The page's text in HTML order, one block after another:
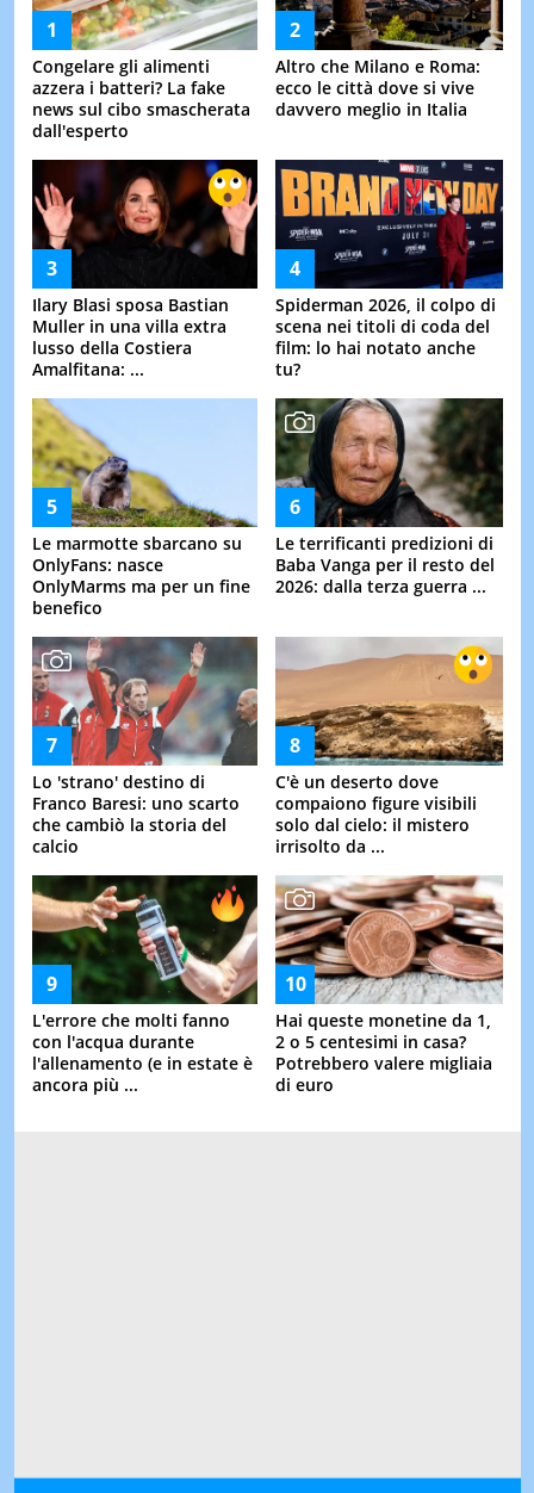
Congelare gli alimenti
azzera i batteri? La fake
news sul cibo smascherata
dall'esperto
Altro che Milano e Roma:
ecco le città dove si vive
davvero meglio in Italia
Ilary Blasi sposa Bastian
Muller in una villa extra
lusso della Costiera
Amalfitana: ...
Spiderman 2026, il colpo di
scena nei titoli di coda del
film: lo hai notato anche
tu?
Le marmotte sbarcano su
OnlyFans: nasce
OnlyMarms ma per un fine
benefico
Le terrificanti predizioni di
Baba Vanga per il resto del
2026: dalla terza guerra ...
Lo 'strano' destino di
Franco Baresi: uno scarto
che cambiò la storia del
calcio
C'è un deserto dove
compaiono figure visibili
solo dal cielo: il mistero
irrisolto da ...
L'errore che molti fanno
con l'acqua durante
l'allenamento (e in estate è
ancora più ...
Hai queste monetine da 1,
2 o 5 centesimi in casa?
Potrebbero valere migliaia
di euro